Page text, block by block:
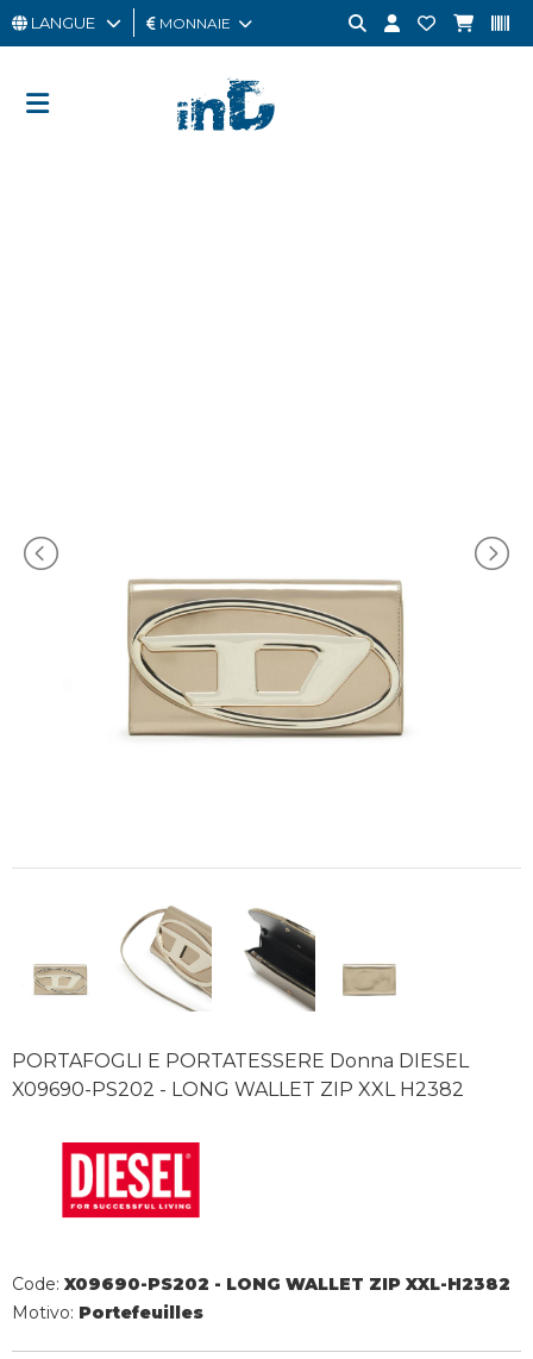
HOMME
LANGUE MONNAIE
PORTAFOGLI E PORTATESSERE Donna DIESEL
X09690-PS202 - LONG WALLET ZIP XXL H2382
Code: X09690-PS202 - LONG WALLET ZIP XXL-H2382
Motivo: Portefeuilles